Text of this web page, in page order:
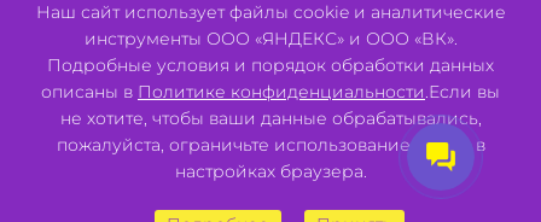
2026 © ООО "СВК"/ 656064 г. Барнаул, ул. Павловский тракт, 52.
ИНН 2221130516 ОГРН 1082221000531.
Pulse - сеть магазинов для активных
Разработано:Авалон
Наш сайт использует файлы cookie и аналитические
инструменты ООО «ЯНДЕКС» и ООО «ВК».
Подробные условия и порядок обработки данных
описаны в Политике конфиденциальности.Если вы
не хотите, чтобы ваши данные обрабатывались,
пожалуйста, ограничьте использование cookie в
настройках браузера.